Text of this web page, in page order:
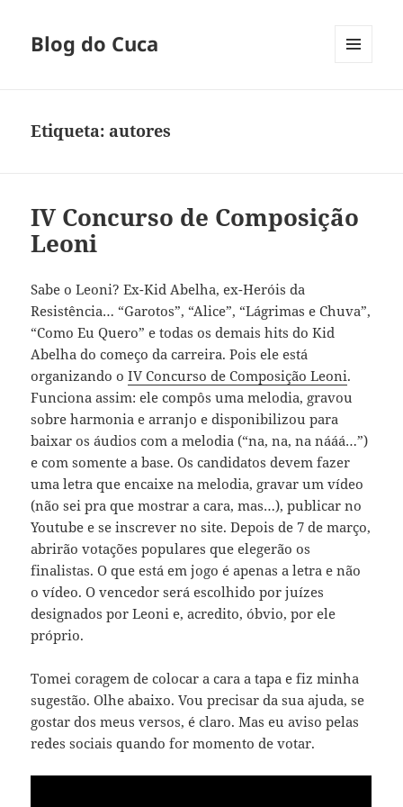
Blog do Cuca
Etiqueta: autores
IV Concurso de Composição
Leoni
Sabe o Leoni? Ex-Kid Abelha, ex-Heróis da
Resistência… “Garotos”, “Alice”, “Lágrimas e Chuva”,
“Como Eu Quero” e todas os demais hits do Kid
Abelha do começo da carreira. Pois ele está
organizando oIV Concurso de Composição Leoni.
Funciona assim: ele compôs uma melodia, gravou
sobre harmonia e arranjo e disponibilizou para
baixar os áudios com a melodia (“na, na, na nááá…”)
e com somente a base. Os candidatos devem fazer
uma letra que encaixe na melodia, gravar um vídeo
(não sei pra que mostrar a cara, mas…), publicar no
Youtube e se inscrever no site. Depois de 7 de março,
abrirão votações populares que elegerão os
finalistas. O que está em jogo é apenas a letra e não
o vídeo. O vencedor será escolhido por juízes
designados por Leoni e, acredito, óbvio, por ele
próprio.
Tomei coragem de colocar a cara a tapa e fiz minha
sugestão. Olhe abaixo. Vou precisar da sua ajuda, se
gostar dos meus versos, é claro. Mas eu aviso pelas
redes sociais quando for momento de votar.